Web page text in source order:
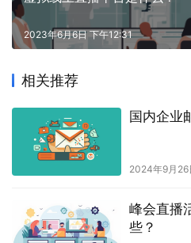
2023年6月6日 下午12:31
相关推荐
国内企业
2024年9月26
峰会直播
些？